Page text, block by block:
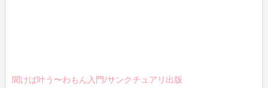
聞けば叶う〜わもん入門/サンクチュアリ出版